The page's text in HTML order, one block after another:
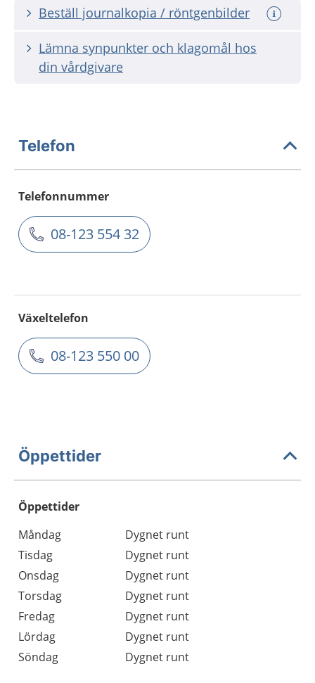
Beställ journalkopia / röntgenbilder
Lämna synpunkter och klagomål hos
din vårdgivare
Telefon
Telefonnummer
08-123 554 32
Växeltelefon
08-123 550 00
Öppettider
Öppettider
Dag
Öppettider
Kommentarer
Måndag
Dygnet runt
Tisdag
Dygnet runt
Onsdag
Dygnet runt
Torsdag
Dygnet runt
Fredag
Dygnet runt
Lördag
Dygnet runt
Söndag
Dygnet runt